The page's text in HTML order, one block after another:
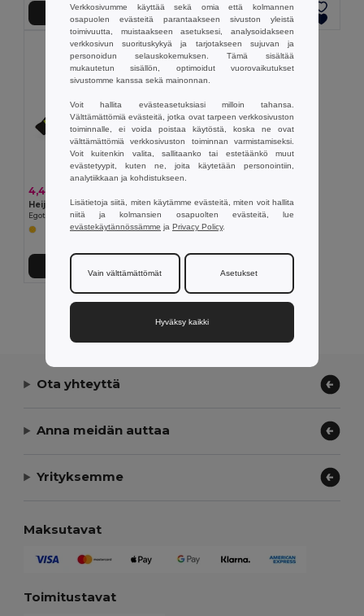
4,45 €
Heijastin käsivarteen. Sisältää 4 punaista LED-valoa vilkkumistoiminnolla
Egotier 98515
Ota yhteyttä
Anna meidän auttaa
Yrityksemme
Maksutavat
Toimitustavat
Verkkosivumme käyttää sekä omia että kolmannen
osapuolen evästeitä parantaakseen sivuston yleistä
toimivuutta, muistaakseen asetuksesi, analysoidakseen
verkkosivun suorituskykyä ja tarjotakseen sujuvan ja
personoidun selauskokemuksen. Tämä sisältää
mukautetun sisällön, optimoidut vuorovaikutukset
sivustomme kanssa sekä mainonnan.
Voit hallita evästeasetuksiasi milloin tahansa.
Välttämättömiä evästeitä, jotka ovat tarpeen verkkosivuston
toiminnalle, ei voida poistaa käytöstä, koska ne ovat
välttämättömiä verkkosivuston toiminnan varmistamiseksi.
Voit kuitenkin valita, sallitaanko tai estetäänkö muut
evästetyypit, kuten ne, joita käytetään personointiin,
analytiikkaan ja kohdistukseen.
Lisätietoja siitä, miten käytämme evästeitä, miten voit hallita
niitä ja kolmansien osapuolten evästeitä, lue
evästekäytännössämme ja Privacy Policy.
Vain välttämättömät Asetukset
Hyväksy kaikki